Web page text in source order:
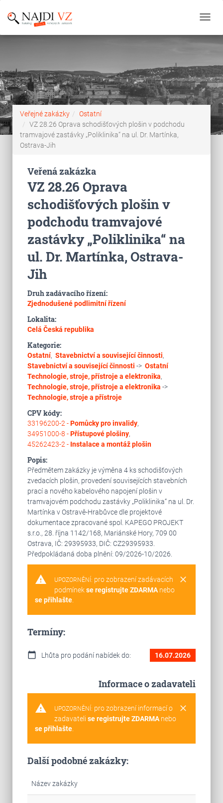
Veřejné zakázky
Ostatní
VZ 28.26 Oprava schodišťových plošin v podchodu
tramvajové zastávky „Poliklinika“ na ul. Dr. Martínka,
Ostrava-Jih
Veřená zakázka
VZ 28.26 Oprava
schodišťových plošin v
podchodu tramvajové
zastávky „Poliklinika“ na
ul. Dr. Martínka, Ostrava-
Jih
Druh zadávacího řízení:
Zjednodušené podlimitní řízení
Lokalita:
Celá Česká republika
Kategorie:
Ostatní, Stavebnictví a související činnosti,
Stavebnictví a související činnosti -> Ostatní
Technologie, stroje, přístroje a elektronika,
Technologie, stroje, přístroje a elektronika ->
Technologie, stroje a přístroje
CPV kódy:
33196200-2 -Pomůcky pro invalidy,
34951000-8 -Přístupové plošiny,
45262423-2 - Instalace a montáž plošin
Popis:
Předmětem zakázky je výměna 4 ks schodišťových
zvedacích plošin, provedení souvisejících stavebních
prací a nového kabelového napojení plošin v
tramvajovém podchodu zastávky „Poliklinika“ na ul. Dr.
Martínka v Ostravě-Hrabůvce dle projektové
dokumentace zpracované spol. KAPEGO PROJEKT
s.r.o., 28. října 1142/168, Mariánské Hory, 709 00
Ostrava, IČ: 29395933, DIČ: CZ29395933.
Předpokládaná doba plnění: 09/2026-10/2026.
warning clear
UPOZORNĚNÍ: pro zobrazení zadávacích
podmínekse registrujte ZDARMAnebo
se přihlašte.
Termíny:
calendar_today Lhůta pro podání nabídek do: 16.07.2026
Informace o zadavateli
warning clear
UPOZORNĚNÍ: pro zobrazení informací o
zadavateli se registrujte ZDARMAnebo
se přihlašte.
Další podobné zakázky:
Název zakázky